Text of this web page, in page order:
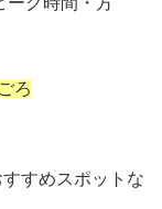
ろ
すめスポットな